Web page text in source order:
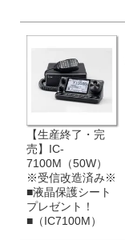
【生産終了・完
売】IC-
7100M（50W）
※受信改造済み※
■液晶保護シート
プレゼント！
■（IC7100M）